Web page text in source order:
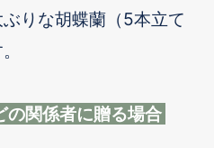
りな胡蝶蘭（5本立て
の関係者に贈る場合